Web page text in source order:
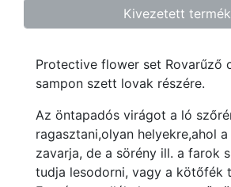
Kivezetett termék
Protective flower set Rovarűző
sampon szett lovak részére.
Az öntapadós virágot a ló
ragasztani,olyan helyekre,ahol
zavarja, de a sörény ill. a farok
tudja lesodorni, vagy a kötőfék